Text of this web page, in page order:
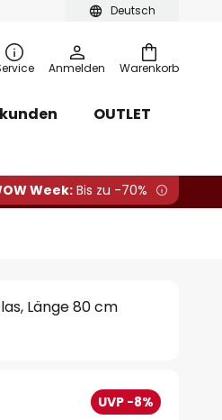
Deutsch
Warenkorb
Anmelden
OUTLET
Week: Bis zu -70%
Länge 80 cm
UVP -8%